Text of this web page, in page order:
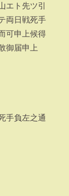
エト先ツ引
両日戦死手
可申上候得
御届申上
手負左之通